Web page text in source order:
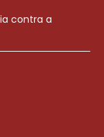
contra a